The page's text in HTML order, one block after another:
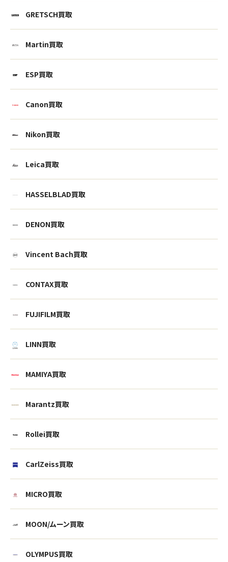
ウェブから1分
かんたん査定見積
GRETSCH買取
Martin買取
ESP買取
Canon買取
Nikon買取
Leica買取
HASSELBLAD買取
DENON買取
Vincent Bach買取
CONTAX買取
FUJIFILM買取
LINN買取
MAMIYA買取
Marantz買取
Rollei買取
CarlZeiss買取
MICRO買取
MOON/ムーン買取
OLYMPUS買取